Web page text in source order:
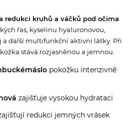
redukci kruhů a váčků pod očima
řas, kyselinu hyaluronovou,
a další multifunkční aktivní látky. Při
stává rozjasněnou a jemnou.
máslo pokožku intenzivně
zajišťuje vysokou hydrataci
redukci jemných vrásek